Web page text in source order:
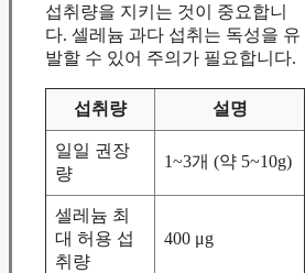
섭취량을 지키는 것이 중요합니
다. 셀레늄 과다 섭취는 독성을 유
발할 수 있어 주의가 필요합니다.
섭취량 설명
일일 권장
량
1~3개 (약 5~10g)
셀레늄 최
대 허용 섭
취량
400 μg